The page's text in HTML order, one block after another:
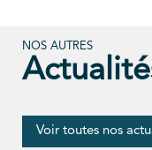
NOS AUTRES
Voir toutes nos